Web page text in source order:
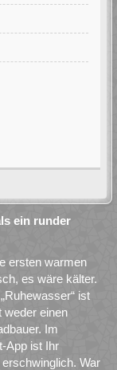
ein runder
ersten warmen
es wäre kälter.
ist
weder einen
Im
App ist Ihr
War